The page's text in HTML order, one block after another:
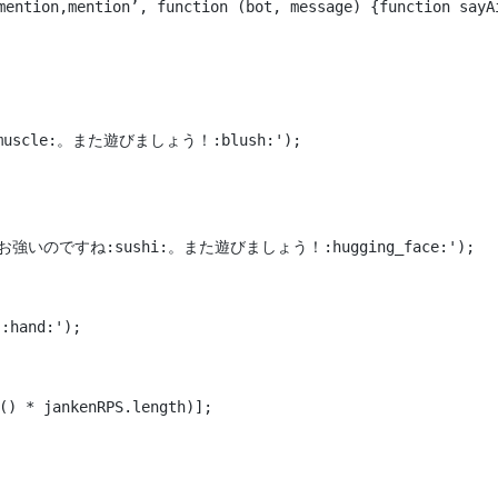
function (bot, message) {function
。また遊びましょう！:blush:');
いのですね:sushi:。また遊びましょう！:hugging_face:');
* jankenRPS.length)];